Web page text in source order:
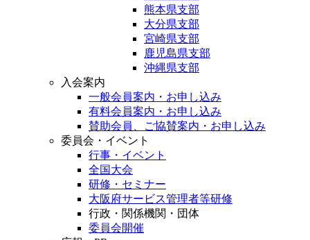
熊本県支部
大分県支部
宮崎県支部
鹿児島県支部
沖縄県支部
入会案内
一般会員案内・お申し込み
有料会員案内・お申し込み
賛助会員、ご協賛案内・お申し込み
委員会・イベント
行事・イベント
全国大会
研修・セミナー
大阪府サービス管理者等研修
行政・関係機関・団体
委員会開催